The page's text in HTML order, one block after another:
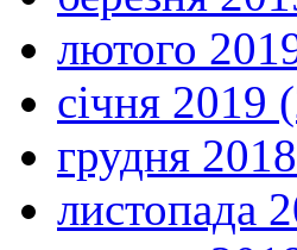
лютого
січня 2019
грудня
листопада